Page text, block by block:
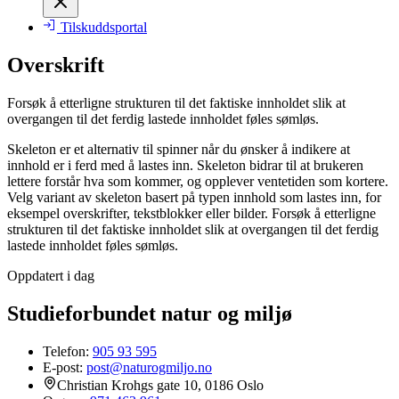
Tilskuddsportal
Overskrift
Forsøk å etterligne strukturen til det faktiske innholdet slik at
overgangen til det ferdig lastede innholdet føles sømløs.
Skeleton er et alternativ til spinner når du ønsker å indikere at
innhold er i ferd med å lastes inn. Skeleton bidrar til at brukeren
lettere forstår hva som kommer, og opplever ventetiden som kortere.
Velg variant av skeleton basert på typen innhold som lastes inn, for
eksempel overskrifter, tekstblokker eller bilder. Forsøk å etterligne
strukturen til det faktiske innholdet slik at overgangen til det ferdig
lastede innholdet føles sømløs.
Oppdatert i dag
Studieforbundet natur og miljø
Telefon: 905 93 595
E-post: post@naturogmiljo.no
Christian Krohgs gate 10, 0186 Oslo